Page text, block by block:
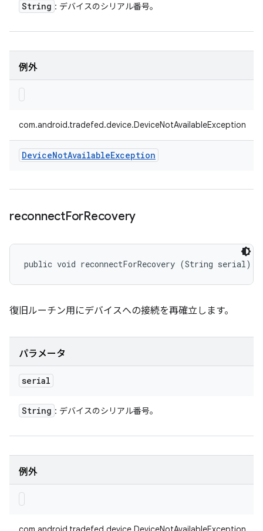
String : デバイスのシリアル番号。
例外
com.android.tradefed.device.DeviceNotAvailableException
DeviceNotAvailableException
reconnectForRecovery
public void reconnectForRecovery (String serial)
復旧ルーチン用にデバイスへの接続を再確立します。
パラメータ
serial
String : デバイスのシリアル番号。
例外